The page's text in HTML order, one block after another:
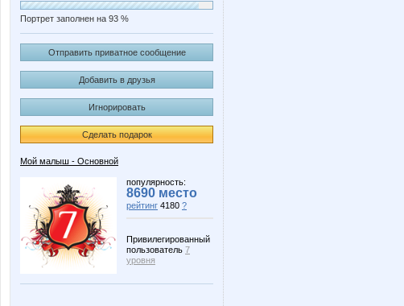
Портрет заполнен на 93 %
Отправить приватное сообщение
Добавить в друзья
Игнорировать
Сделать подарок
Мой малыш - Основной
популярность:
8690 место
рейтинг 4180 ?
Привилегированный
пользователь 7
уровня